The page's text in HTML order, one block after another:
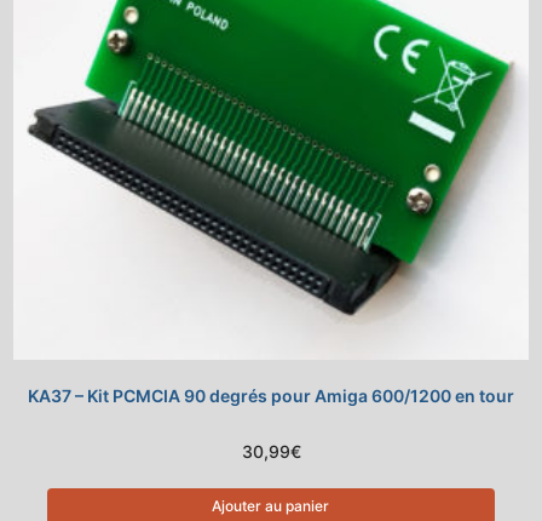
KA37 – Kit PCMCIA 90 degrés pour Amiga 600/1200 en tour
30,99€
Ajouter au panier